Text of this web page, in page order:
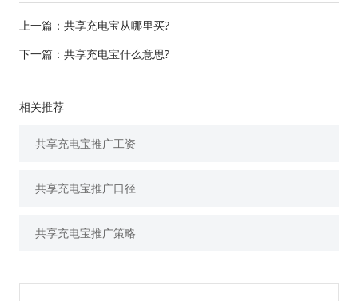
上一篇： 共享充电宝从哪里买?
下一篇： 共享充电宝什么意思?
相关推荐
共享充电宝推广工资
共享充电宝推广口径
共享充电宝推广策略